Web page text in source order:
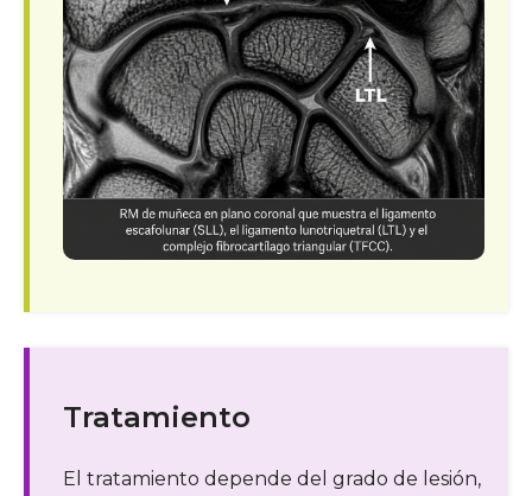
Tratamiento
El tratamiento depende del grado de lesión,